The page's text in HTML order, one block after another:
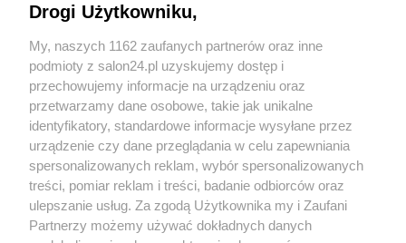
Sport
Społeczeństwo
Kultura
X Facebook Instagram Youtube
Drogi Użytkowniku,
My, naszych 1162 zaufanych partnerów oraz inne
podmioty z salon24.pl uzyskujemy dostęp i
przechowujemy informacje na urządzeniu oraz
przetwarzamy dane osobowe, takie jak unikalne
identyfikatory, standardowe informacje wysyłane przez
urządzenie czy dane przeglądania w celu zapewniania
spersonalizowanych reklam, wybór spersonalizowanych
treści, pomiar reklam i treści, badanie odbiorców oraz
ulepszanie usług. Za zgodą Użytkownika my i Zaufani
Partnerzy możemy używać dokładnych danych